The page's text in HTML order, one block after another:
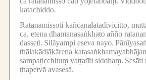
katachiddo.
Ratanamissoti kañcanalatādivicitto,
ca, etena dhamanasaṅkhato añño
dasseti. Silāyampi eseva nayo.
thālakādiākārena
sampaṭicchituṃ vaṭṭatīti siddhaṃ. Sesāti
ṭhapetvā avasesā.